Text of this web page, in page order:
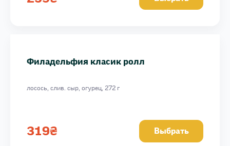
Филадельфия класик ролл
лосось, слив. сыр, огурец, 272 г
319₴ Выбрать